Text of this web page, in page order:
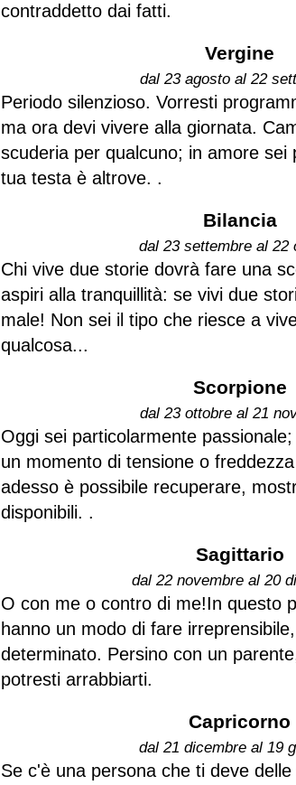
contraddetto dai fatti.
Vergine
dal 23 agosto al 22
Periodo silenzioso. Vorresti
ma ora devi vivere alla giornata.
scuderia per qualcuno; in amore sei
tua testa è altrove. .
Bilancia
dal 23 settembre al 22
Chi vive due storie dovrà fare una
aspiri alla tranquillità: se vivi due
male! Non sei il tipo che riesce a
qualcosa...
Scorpione
dal 23 ottobre al 21
Oggi sei particolarmente
un momento di tensione o
adesso è possibile recuperare,
disponibili. .
Sagittario
dal 22 novembre al 20
O con me o contro di me!In questo
hanno un modo di fare
determinato. Persino con un
potresti arrabbiarti.
Capricorno
dal 21 dicembre al 19
Se c'è una persona che ti deve